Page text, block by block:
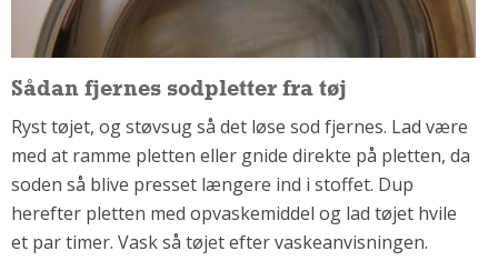
GARTNER
Beplantning
Belægning
Skadedyr
Om Værktøj
Andet
RENGØRING
Rengøring Af Overflader
Sådan fjernes sodpletter fra tøj
Ryst tøjet, og støvsug så det løse sod fjernes. Lad være
med at ramme pletten eller gnide direkte på pletten, da
soden så blive presset længere ind i stoffet. Dup
herefter pletten med opvaskemiddel og lad tøjet hvile
et par timer. Vask så tøjet efter vaskeanvisningen.